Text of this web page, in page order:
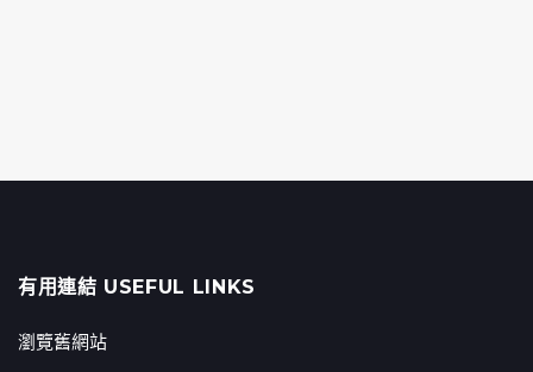
有用連結 USEFUL LINKS
瀏覽舊網站